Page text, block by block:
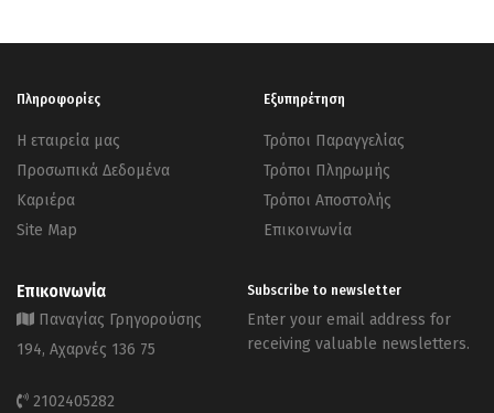
Πληροφορίες
Η εταιρεία μας
Προσωπικά Δεδομένα
Καριέρα
Site Map
Εξυπηρέτηση
Τρόποι Παραγγελίας
Τρόποι Πληρωμής
Τρόποι Αποστολής
Επικοινωνία
Επικοινωνία
Παναγίας Γρηγορούσης
194, Αχαρνές 136 75
2102405282
Subscribe to newsletter
Enter your email address for
receiving valuable newsletters.